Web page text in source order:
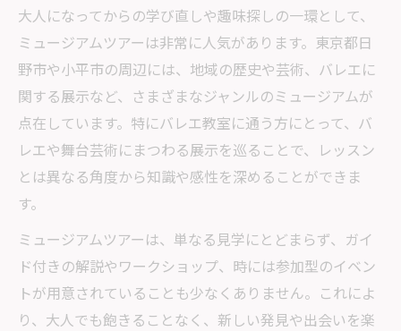
大人になってからの学び直しや趣味探しの一環として、
ミュージアムツアーは非常に人気があります。東京都日
野市や小平市の周辺には、地域の歴史や芸術、バレエに
関する展示など、さまざまなジャンルのミュージアムが
点在しています。特にバレエ教室に通う方にとって、バ
レエや舞台芸術にまつわる展示を巡ることで、レッスン
とは異なる角度から知識や感性を深めることができま
す。
ミュージアムツアーは、単なる見学にとどまらず、ガイ
ド付きの解説やワークショップ、時には参加型のイベン
トが用意されていることも少なくありません。これによ
り、大人でも飽きることなく、新しい発見や出会いを楽